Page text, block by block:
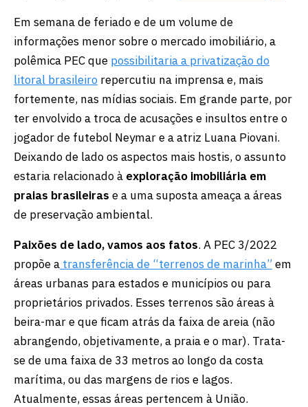
Em semana de feriado e de um volume de
informações menor sobre o mercado imobiliário, a
polêmica PEC que possibilitaria a privatização do
litoral brasileiro repercutiu na imprensa e, mais
fortemente, nas mídias sociais. Em grande parte, por
ter envolvido a troca de acusações e insultos entre o
jogador de futebol Neymar e a atriz Luana Piovani.
Deixando de lado os aspectos mais hostis, o assunto
estaria relacionado à exploração imobiliária em
praias brasileiras e a uma suposta ameaça a áreas
de preservação ambiental.
Paixões de lado, vamos aos fatos. A PEC 3/2022
propõe a transferência de “terrenos de marinha”em
áreas urbanas para estados e municípios ou para
proprietários privados. Esses terrenos são áreas à
beira-mar e que ficam atrás da faixa de areia (não
abrangendo, objetivamente, a praia e o mar). Trata-
se de uma faixa de 33 metros ao longo da costa
marítima, ou das margens de rios e lagos.
Atualmente, essas áreas pertencem à União.